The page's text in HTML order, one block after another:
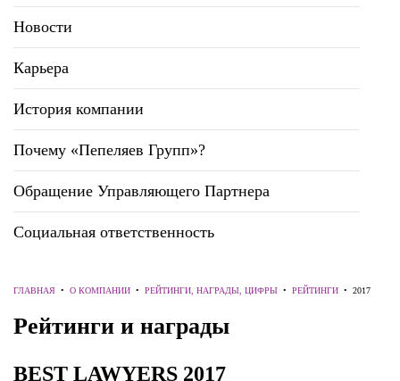
Türkçe
Новости
Карьера
История компании
Почему «Пепеляев Групп»?
Обращение Управляющего Партнера
Социальная ответственность
ГЛАВНАЯ • О КОМПАНИИ • РЕЙТИНГИ, НАГРАДЫ, ЦИФРЫ • РЕЙТИНГИ • 2017
Рейтинги и награды
BEST LAWYERS 2017